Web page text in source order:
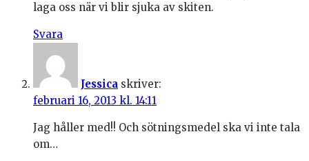
laga oss när vi blir sjuka av skiten.
Svara
Jessica skriver:
februari 16, 2013 kl. 14:11
Jag håller med!! Och sötningsmedel ska vi inte tala
om…